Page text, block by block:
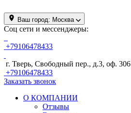
Ваш город: Москва
Соц сети и мессенджеры:
+79106478433
г. Тверь, Свободный пер., д.3, оф. 306
+79106478433
Заказать звонок
О КОМПАНИИ
Отзывы